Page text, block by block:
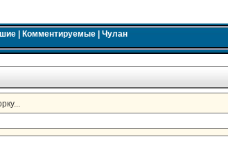
| Комментируемые| Чулан